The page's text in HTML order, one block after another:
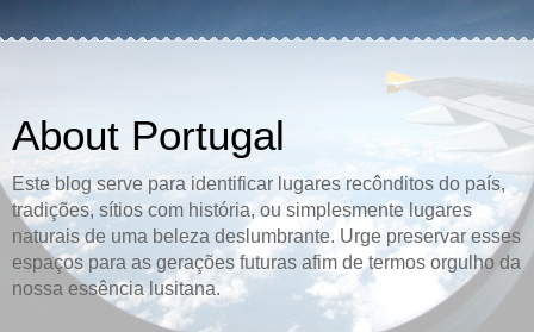
About Portugal
Este blog serve para identificar lugares recônditos do país,
tradições, sítios com história, ou simplesmente lugares
naturais de uma beleza deslumbrante. Urge preservar esses
espaços para as gerações futuras afim de termos orgulho da
nossa essência lusitana.